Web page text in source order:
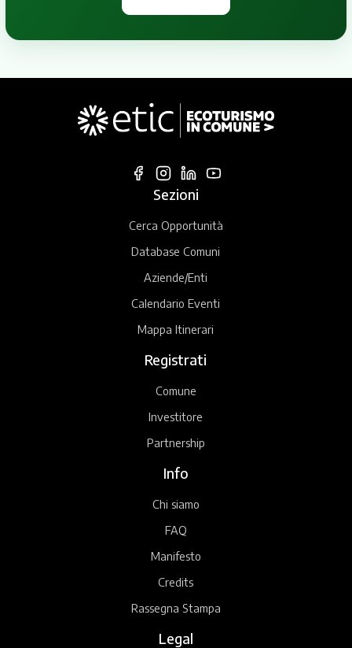
Sezioni
Cerca Opportunità
Database Comuni
Aziende/Enti
Calendario Eventi
Mappa Itinerari
Registrati
Comune
Investitore
Partnership
Info
Chi siamo
FAQ
Manifesto
Credits
Rassegna Stampa
Legal